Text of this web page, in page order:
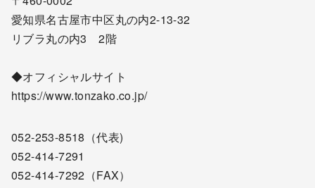
愛知県名古屋市中区丸の内2-13-32
リブラ丸の内3 2階
◆オフィシャルサイト
https://www.tonzako.co.jp/
052-253-8518 （代表)
052-414-7291
052-414-7292 （FAX）